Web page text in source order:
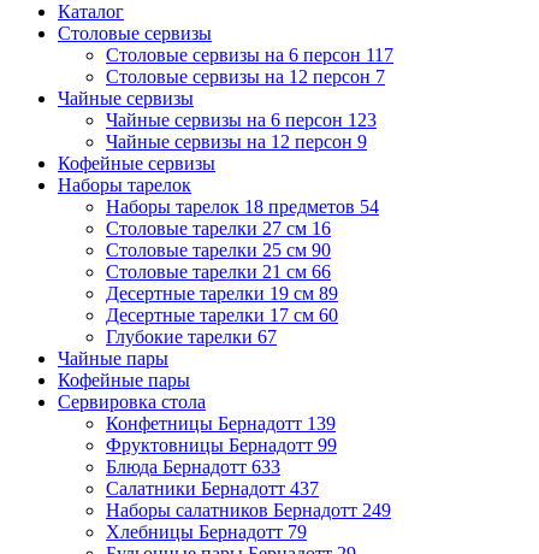
Каталог
Столовые сервизы
Столовые сервизы на 6 персон 117
Столовые сервизы на 12 персон 7
Чайные сервизы
Чайные сервизы на 6 персон 123
Чайные сервизы на 12 персон 9
Кофейные сервизы
Наборы тарелок
Наборы тарелок 18 предметов 54
Столовые тарелки 27 см 16
Столовые тарелки 25 см 90
Столовые тарелки 21 см 66
Десертные тарелки 19 см 89
Десертные тарелки 17 см 60
Глубокие тарелки 67
Чайные пары
Кофейные пары
Сервировка стола
Конфетницы Бернадотт 139
Фруктовницы Бернадотт 99
Блюда Бернадотт 633
Салатники Бернадотт 437
Наборы салатников Бернадотт 249
Хлебницы Бернадотт 79